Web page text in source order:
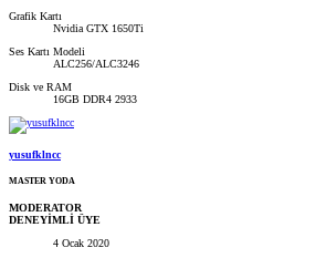
Grafik Kartı
Nvidia GTX 1650Ti
Ses Kartı Modeli
ALC256/ALC3246
Disk ve RAM
16GB DDR4 2933
yusufklncc
MASTER YODA
MODERATOR
DENEYİMLİ ÜYE
4 Ocak 2020